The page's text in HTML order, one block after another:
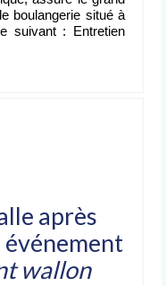
boulangerie situé à
suivant : Entretien
après
événement
wallon